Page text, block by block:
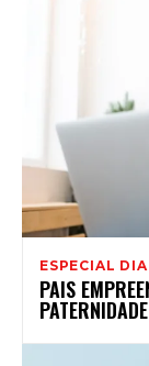
ESPECIAL
PAIS